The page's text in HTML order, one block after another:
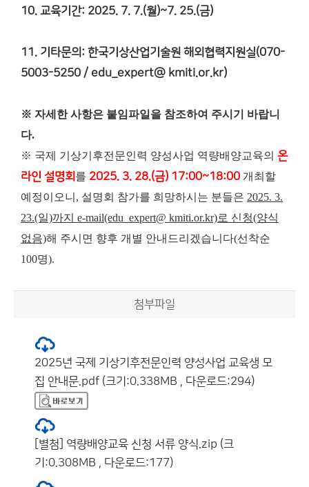
10. 교육기간: 2025. 7. 7.(월)~7. 25.(금)
11. 기타문의: 한국기상산업기술원 해외협력지원실(070-
5003-5250 / edu_expert@ kmiti.or.kr)
※ 자세한 사항은 붙임파일을 참조하여 주시기 바랍니
다.
※ 국제 기상기후전문인력 양성사업 역량배양교육의 온
라인 설명회 를 2025. 3. 28.(금) 17:00~18:00 개최할
예정이오니, 설명회 참가를 희망하시는 분들은 2025. 3.
23.(일)까지 e-mail(edu_expert@ kmiti.or.kr)로 신청(양식
없음)해 주시면 향후 개별 안내드리겠습니다(선착순
100명).
첨부파일
2025년 국제 기상기후전문인력 양성사업 교육생 모
집 안내문.pdf (크기:0.338MB , 다운로드:294)
[별첨] 역량배양교육 신청 서류 양식.zip (크
기:0.308MB , 다운로드:177)